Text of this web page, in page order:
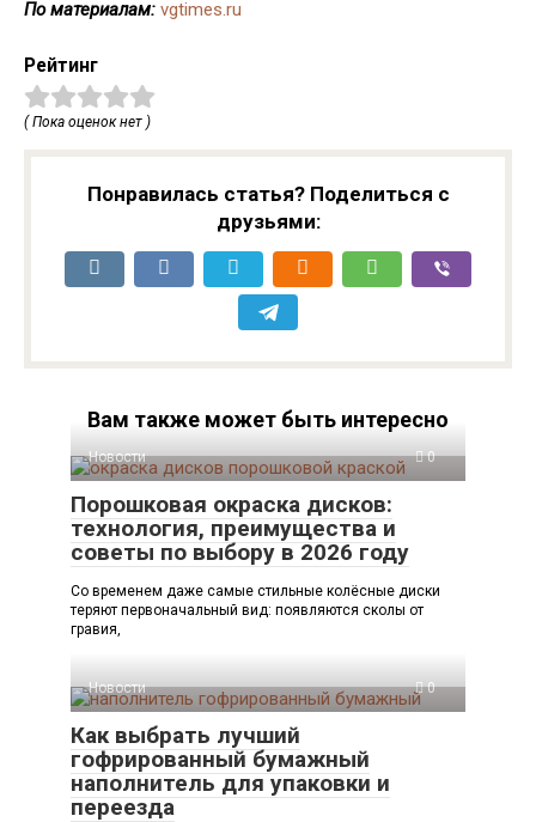
По материалам: vgtimes.ru
Рейтинг
( Пока оценок нет )
Понравилась статья? Поделиться с
друзьями:
Вам также может быть интересно
Новости 0
Порошковая окраска дисков:
технология, преимущества и
советы по выбору в 2026 году
Со временем даже самые стильные колёсные диски
теряют первоначальный вид: появляются сколы от
гравия,
Новости 0
Как выбрать лучший
гофрированный бумажный
наполнитель для упаковки и
переезда